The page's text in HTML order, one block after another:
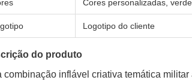
Cores personalizadas,
Logotipo do cliente
do produto
combinação inflável criativa temática